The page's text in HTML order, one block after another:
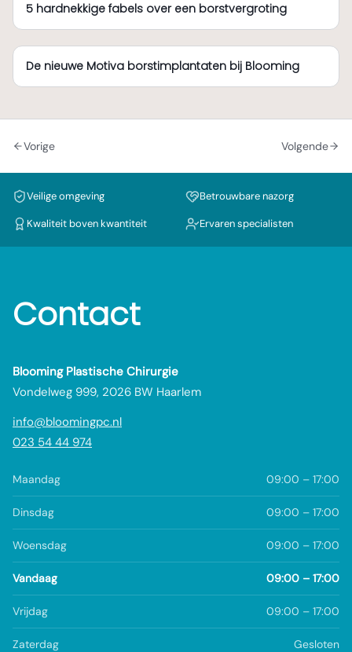
5 hardnekkige fabels over een borstvergroting
De nieuwe Motiva borstimplantaten bij Blooming
Vorige Volgende
Veilige omgeving Betrouwbare nazorg
Kwaliteit boven kwantiteit Ervaren specialisten
Contact
Blooming Plastische Chirurgie
Vondelweg 999, 2026 BW Haarlem
info@bloomingpc.nl
023 54 44 974
Maandag 09:00 – 17:00
Dinsdag 09:00 – 17:00
Woensdag 09:00 – 17:00
Vandaag 09:00 – 17:00
Vrijdag 09:00 – 17:00
Zaterdag Gesloten